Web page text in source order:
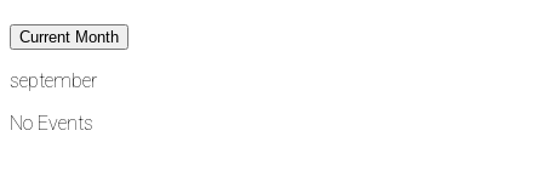
Current Month
september
No Events